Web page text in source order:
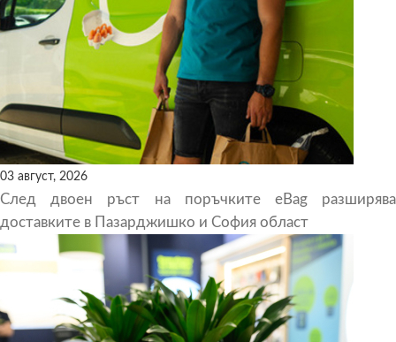
03 август, 2026
След двоен ръст на поръчките eBag разширява
доставките в Пазарджишко и София област